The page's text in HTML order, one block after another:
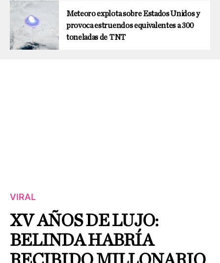
Meteoro explota sobre Estados Unidos y
provoca estruendos equivalentes a 300
toneladas de TNT
VIRAL
XV AÑOS DE LUJO:
BELINDA HABRÍA